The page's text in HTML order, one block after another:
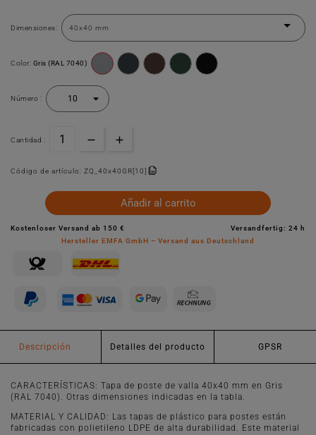
Dimensiones:
Color: Gris (RAL 7040)
Número :
Cantidad :
Código de artículo: ZQ_40x40GR[10]
Añadir al carrito
Kostenloser Versand ab 150 €
Versandfertig: 24 h
Hersteller EMFA GmbH – Versand aus Deutschland
Descripción Detalles del producto GPSR
CARACTERÍSTICAS: Tapa de poste de valla 40x40 mm en Gris
(RAL 7040). Otras dimensiones indicadas en la tabla.
MATERIAL Y CALIDAD: Las tapas de plástico para postes están
fabricadas con polietileno LDPE de alta durabilidad. Este material